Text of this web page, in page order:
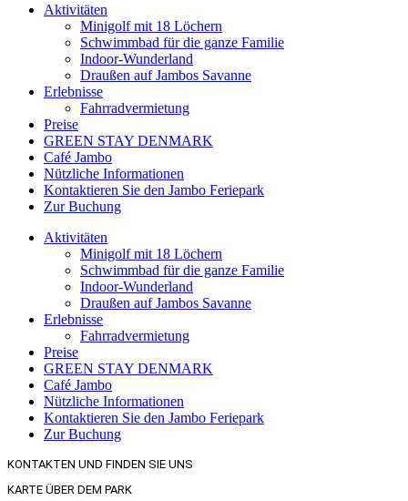
Aktivitäten
Minigolf mit 18 Löchern
Schwimmbad für die ganze Familie
Indoor-Wunderland
Draußen auf Jambos Savanne
Erlebnisse
Fahrradvermietung
Preise
GREEN STAY DENMARK
Café Jambo
Nützliche Informationen
Kontaktieren Sie den Jambo Feriepark
Zur Buchung
Aktivitäten
Minigolf mit 18 Löchern
Schwimmbad für die ganze Familie
Indoor-Wunderland
Draußen auf Jambos Savanne
Erlebnisse
Fahrradvermietung
Preise
GREEN STAY DENMARK
Café Jambo
Nützliche Informationen
Kontaktieren Sie den Jambo Feriepark
Zur Buchung
KONTAKTEN UND FINDEN SIE UNS
KARTE ÜBER DEM PARK